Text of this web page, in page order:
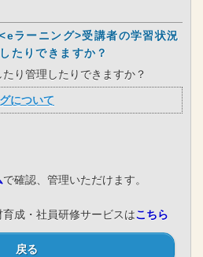
ラーニング>受講者の学習状況
たりできますか？
り管理したりできますか？
について
で確認、管理いただけます。
成・社員研修サービスはこちら
戻る